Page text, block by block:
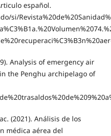
español.
si/
Analysis of emergency air
the Penghu archipelago of
(2021). Análisis de los
médica aérea del